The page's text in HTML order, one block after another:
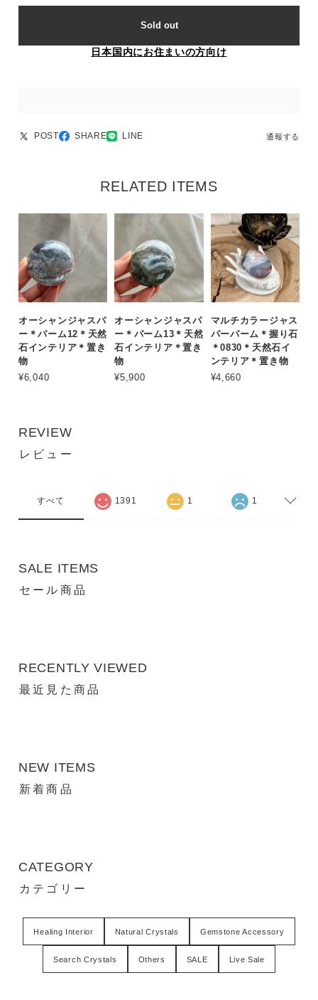
Sold out
日本国内にお住まいの方向け
POST SHARE LINE 通報する
RELATED ITEMS
オーシャンジャスパ
ー＊パーム12＊天然
石インテリア＊置き
物
¥6,040
オーシャンジャスパ
ー＊パーム13＊天然
石インテリア＊置き
物
¥5,900
マルチカラージャス
パーパーム＊握り石
＊0830＊天然石イ
ンテリア＊置き物
¥4,660
REVIEW
レビュー
すべて 1391 1 1
SALE ITEMS
セール商品
RECENTLY VIEWED
最近見た商品
NEW ITEMS
新着商品
CATEGORY
カテゴリー
Healing Interior Natural Crystals Gemstone Accessory
Search Crystals Others SALE Live Sale